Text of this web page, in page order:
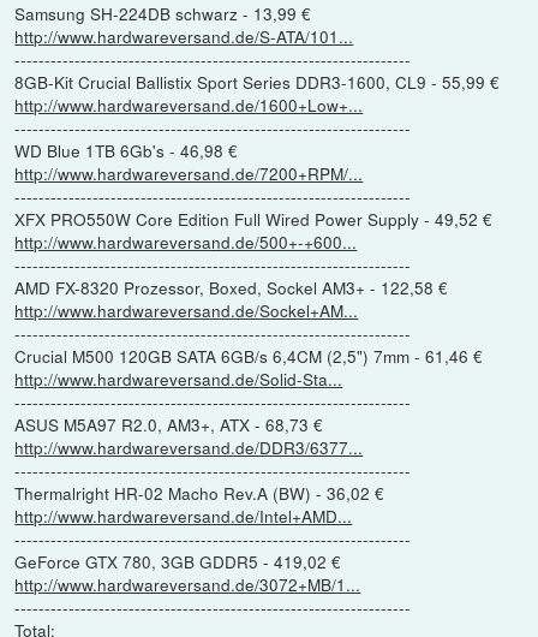
Samsung SH-224DB schwarz - 13,99 €
http://www.hardwareversand.de/S-ATA/101...
------------------------------------------------------------------
8GB-Kit Crucial Ballistix Sport Series DDR3-1600, CL9 - 55,99 €
http://www.hardwareversand.de/1600+Low+...
------------------------------------------------------------------
WD Blue 1TB 6Gb's - 46,98 €
http://www.hardwareversand.de/7200+RPM/...
------------------------------------------------------------------
XFX PRO550W Core Edition Full Wired Power Supply - 49,52 €
http://www.hardwareversand.de/500+-+600...
------------------------------------------------------------------
AMD FX-8320 Prozessor, Boxed, Sockel AM3+ - 122,58 €
http://www.hardwareversand.de/Sockel+AM...
------------------------------------------------------------------
Crucial M500 120GB SATA 6GB/s 6,4CM (2,5") 7mm - 61,46 €
http://www.hardwareversand.de/Solid-Sta...
------------------------------------------------------------------
ASUS M5A97 R2.0, AM3+, ATX - 68,73 €
http://www.hardwareversand.de/DDR3/6377...
------------------------------------------------------------------
Thermalright HR-02 Macho Rev.A (BW) - 36,02 €
http://www.hardwareversand.de/Intel+AMD...
------------------------------------------------------------------
GeForce GTX 780, 3GB GDDR5 - 419,02 €
http://www.hardwareversand.de/3072+MB/1...
------------------------------------------------------------------
Total: